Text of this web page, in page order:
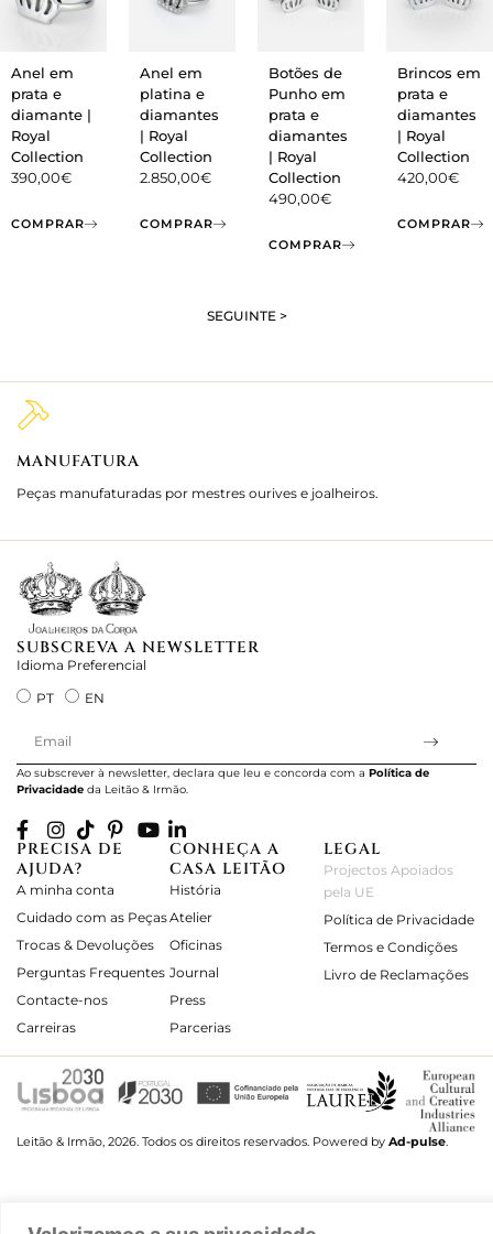
Anel em
prata e
diamante |
Royal
Collection
390,00€
COMPRAR
Anel em
platina e
diamantes
| Royal
Collection
2.850,00€
COMPRAR
Botões de
Punho em
prata e
diamantes
| Royal
Collection
490,00€
COMPRAR
Brincos em
prata e
diamantes
| Royal
Collection
420,00€
COMPRAR
SEGUINTE >
MANUFATURA
Peças manufaturadas por mestres ourives e joalheiros.
SUBSCREVA A NEWSLETTER
Idioma Preferencial
PT
EN
Ao subscrever à newsletter, declara que leu e concorda com a Política de
Privacidade da Leitão & Irmão.
PRECISA DE
AJUDA?
A minha conta
Cuidado com as Peças
Trocas & Devoluções
Perguntas Frequentes
Contacte-nos
Carreiras
CONHEÇA A
CASA LEITÃO
História
Atelier
Oficinas
Journal
Press
Parcerias
LEGAL
Projectos Apoiados
pela UE
Política de Privacidade
Termos e Condições
Livro de Reclamações
Leitão & Irmão, 2026. Todos os direitos reservados. Powered by Ad-pulse.